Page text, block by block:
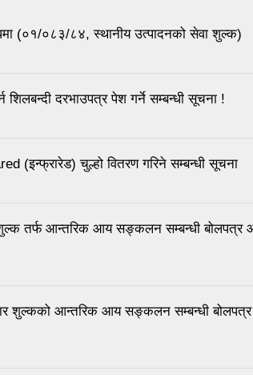
(०१/०८३/८४, स्थानीय उत्पादनको सेवा शुल्क)
दरभाउपत्र पेश गर्ने सम्बन्धी सूचना !
(इन्फ्रारेड) चुल्हो वितरण गरिने सम्बन्धी सूचना
शुल्क तर्फ आन्तरिक आय सङ्कलन सम्बन्धी बोलपत्र
शुल्कको आन्तरिक आय सङ्कलन सम्बन्धी बोलपत्र